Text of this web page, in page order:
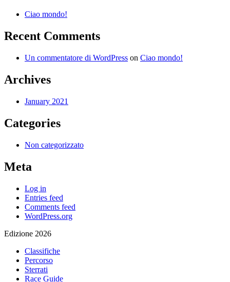
Ciao mondo!
Recent Comments
Un commentatore di WordPress on Ciao mondo!
Archives
January 2021
Categories
Non categorizzato
Meta
Log in
Entries feed
Comments feed
WordPress.org
Edizione 2026
Classifiche
Percorso
Sterrati
Race Guide